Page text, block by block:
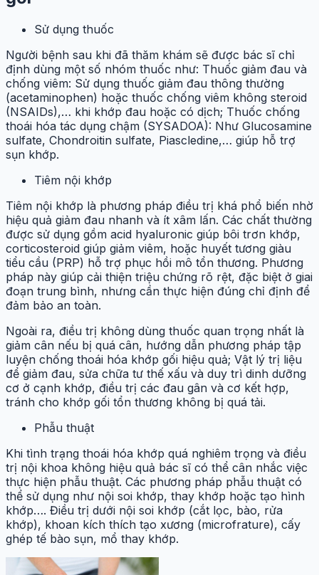
Sử dụng thuốc
Người bệnh sau khi đã thăm khám sẽ được bác sĩ chỉ
định dùng một số nhóm thuốc như: Thuốc giảm đau và
chống viêm: Sử dụng thuốc giảm đau thông thường
(acetaminophen) hoặc thuốc chống viêm không steroid
(NSAIDs),… khi khớp đau hoặc có dịch; Thuốc chống
thoái hóa tác dụng chậm (SYSADOA): Như Glucosamine
sulfate, Chondroitin sulfate, Piascledine,… giúp hỗ trợ
sụn khớp.
Tiêm nội khớp
Tiêm nội khớp là phương pháp điều trị khá phổ biến nhờ
hiệu quả giảm đau nhanh và ít xâm lấn. Các chất thường
được sử dụng gồm acid hyaluronic giúp bôi trơn khớp,
corticosteroid giúp giảm viêm, hoặc huyết tương giàu
tiểu cầu (PRP) hỗ trợ phục hồi mô tổn thương. Phương
pháp này giúp cải thiện triệu chứng rõ rệt, đặc biệt ở giai
đoạn trung bình, nhưng cần thực hiện đúng chỉ định để
đảm bảo an toàn.
Ngoài ra, điều trị không dùng thuốc quan trọng nhất là
giảm cân nếu bị quá cân, hướng dẫn phương pháp tập
luyện chống thoái hóa khớp gối hiệu quả; Vật lý trị liệu
để giảm đau, sửa chữa tư thế xấu và duy trì dinh dưỡng
cơ ở cạnh khớp, điều trị các đau gân và cơ kết hợp,
tránh cho khớp gối tổn thương không bị quá tải.
Phẫu thuật
Khi tình trạng thoái hóa khớp quá nghiêm trọng và điều
trị nội khoa không hiệu quả bác sĩ có thể cân nhắc việc
thực hiện phẫu thuật. Các phương pháp phẫu thuật có
thể sử dụng như nội soi khớp, thay khớp hoặc tạo hình
khớp…. Điều trị dưới nội soi khớp (cắt lọc, bào, rửa
khớp), khoan kích thích tạo xương (microfrature), cấy
ghép tế bào sụn, mổ thay khớp.